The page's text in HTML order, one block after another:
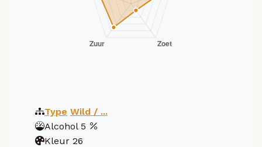
Type Wild / ...
Alcohol 5
Kleur 26